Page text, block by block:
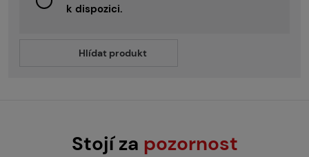
k dispozici.
Hlídat produkt
Stojí za pozornost